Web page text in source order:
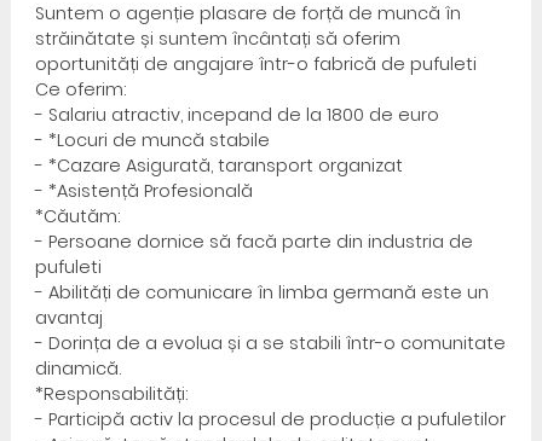
Suntem o agenție plasare de forță de muncă în
străinătate și suntem încântați să oferim
oportunități de angajare într-o fabrică de pufuleti
Ce oferim:
- Salariu atractiv, incepand de la 1800 de euro
- *Locuri de muncă stabile
- *Cazare Asigurată, taransport organizat
- *Asistență Profesională
*Căutăm:
- Persoane dornice să facă parte din industria de
pufuleti
- Abilități de comunicare în limba germană este un
avantaj
- Dorința de a evolua și a se stabili într-o comunitate
dinamică.
*Responsabilități:
- Participă activ la procesul de producție a pufuletilor